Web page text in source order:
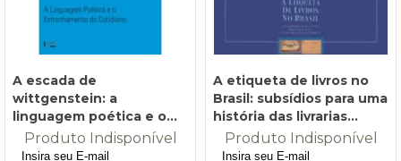
A escada de
wittgenstein: a
linguagem poética e o
estranhamento do
cotidiano
Produto Indisponível
A etiqueta de livros no
Brasil: subsídios para uma
história das livrarias
brasileiras
Produto Indisponível